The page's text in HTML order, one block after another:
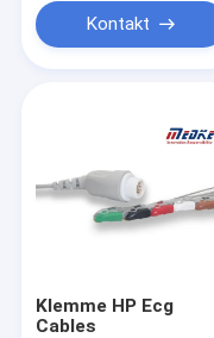
Kontakt
Klemme HP Ecg
Cables